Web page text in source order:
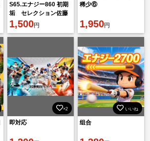
S65.エナジー860 初期
垢 セレクション佐藤
輝明
1,500円
稀少⑥
1,950円
×2
即対応
いいね
组合